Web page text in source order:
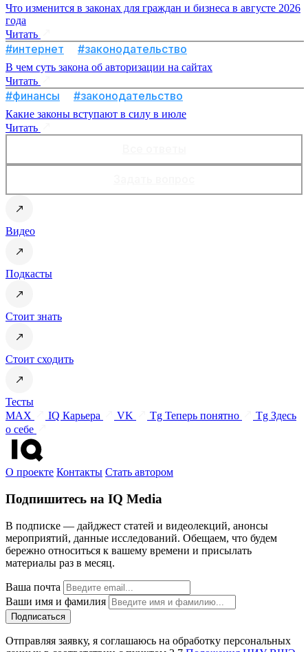
Что изменится в законах для граждан и бизнеса в августе 2026
года
Читать
#интернет #законодательство
В чем суть закона об авторизации на сайтах
Читать
#финансы #законодательство
Какие законы вступают в силу в июле
Читать
Видео
Подкасты
Стоит знать
Стоит сходить
Тесты
MAX
IQ Карьера VK Tg Теперь понятно
Tg Здесь
о себе
О проекте Контакты Стать автором
Подпишитесь на IQ Media
В подписке — дайджест статей и видеолекций, анонсы
мероприятий, данные исследований. Обещаем, что будем
бережно относиться к вашему времени и присылать
материалы раз в месяц.
Ваша почта
Ваши имя и фамилия
Отправляя заявку, я соглашаюсь на обработку персональных